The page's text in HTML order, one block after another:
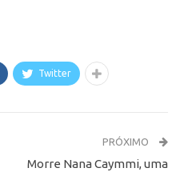
Twitter
PRÓXIMO
Morre Nana Caymmi, uma